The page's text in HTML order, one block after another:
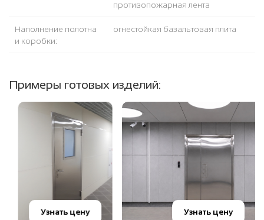
противопожарная лента
Наполнение полотна
и коробки:
огнестойкая базальтовая плита
Примеры готовых изделий:
Узнать цену Узнать цену